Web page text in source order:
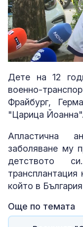
Unmute
Дете на 12
военно-
Фрайбург,
"Царица Йоанна".
Апластична
заболяване му
детството
който в
Още по темата